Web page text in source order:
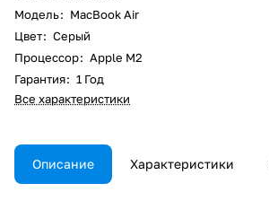
Модель: MacBook Air
Цвет: Серый
Процессор: Apple M2
Гарантия: 1 Год
Все характеристики
Описание Характеристики